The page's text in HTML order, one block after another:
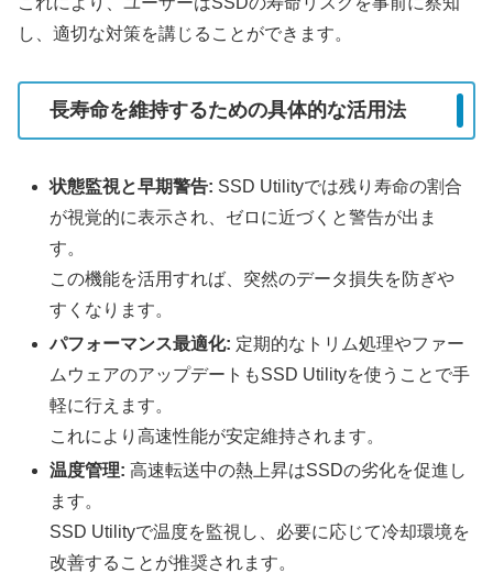
し、適切な対策を講じることができます。
長寿命を維持するための具体的な活用法
状態監視と早期警告: SSD Utilityでは残り寿命の割合
が視覚的に表示され、ゼロに近づくと警告が出ま
す。
この機能を活用すれば、突然のデータ損失を防ぎや
すくなります。
パフォーマンス最適化: 定期的なトリム処理やファー
ムウェアのアップデートもSSD Utilityを使うことで手
軽に行えます。
これにより高速性能が安定維持されます。
温度管理: 高速転送中の熱上昇はSSDの劣化を促進し
ます。
SSD Utilityで温度を監視し、必要に応じて冷却環境を
改善することが推奨されます。